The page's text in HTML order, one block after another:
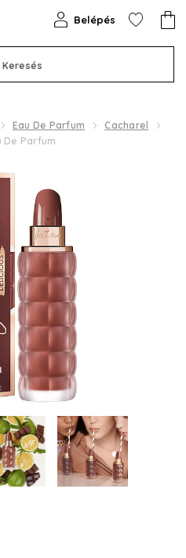
Keresés
Belépés
Eau De Parfum
Cacharel
De Parfum